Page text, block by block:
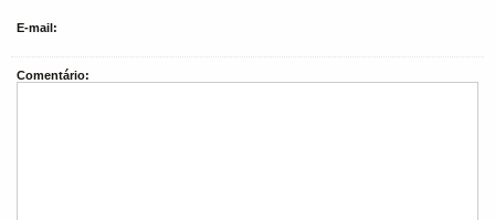
E-mail:
Comentário: